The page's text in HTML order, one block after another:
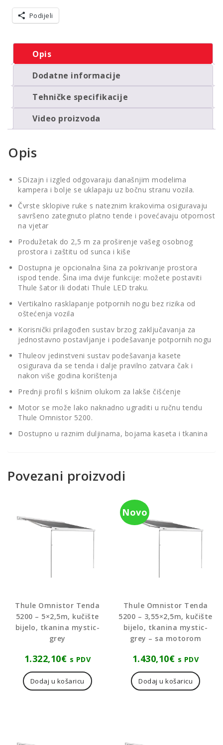
mystic-
grey
Podijeli
Opis
Dodatne informacije
Tehničke specifikacije
Video proizvoda
Opis
SDizajn i izgled odgovaraju današnjim modelima
kampera i bolje se uklapaju uz bočnu stranu vozila.
Čvrste sklopive ruke s nateznim krakovima osiguravaju
savršeno zategnuto platno tende i povećavaju otpornost
na vjetar
Produžetak do 2,5 m za proširenje vašeg osobnog
prostora i zaštitu od sunca i kiše
Dostupna je opcionalna šina za pokrivanje prostora
ispod tende. Šina ima dvije funkcije: možete postaviti
Thule šator ili dodati Thule LED traku.
Vertikalno rasklapanje potpornih nogu bez rizika od
oštećenja vozila
Korisnički prilagođen sustav brzog zaključavanja za
jednostavno postavljanje i podešavanje potpornih nogu
Thuleov jedinstveni sustav podešavanja kasete
osigurava da se tenda i dalje pravilno zatvara čak i
nakon više godina korištenja
Prednji profil s kišnim olukom za lakše čišćenje
Motor se može lako naknadno ugraditi u ručnu tendu
Thule Omnistor 5200.
Dostupno u raznim duljinama, bojama kaseta i tkanina
Povezani proizvodi
Thule Omnistor Tenda
5200 – 5×2,5m, kučište
bijelo, tkanina mystic-
grey
1.322,10€ s PDV
Dodaj u košaricu
Novo
Thule Omnistor Tenda
5200 – 3,55×2,5m, kučište
bijelo, tkanina mystic-
grey – sa motorom
1.430,10€ s PDV
Dodaj u košaricu